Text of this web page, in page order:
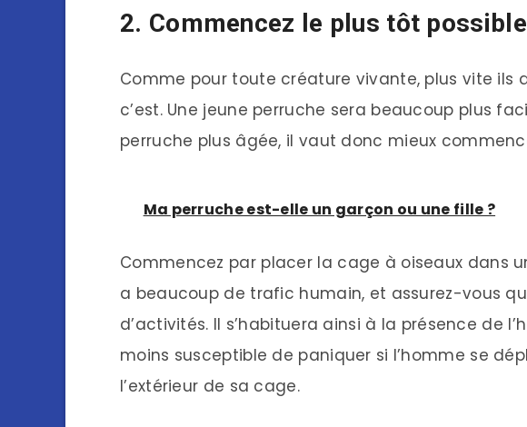
2. Commencez le plus tôt
Comme pour toute créature vivante, plus vite ils
c’est. Une jeune perruche sera beaucoup plus
perruche plus âgée, il vaut donc mieux
Ma perruche est-elle un garçon ou une fille ?
Commencez par placer la cage à oiseaux dans
a beaucoup de trafic humain, et assurez-vous
d’activités. Il s’habituera ainsi à la présence de
moins susceptible de paniquer si l’homme se
l’extérieur de sa cage.